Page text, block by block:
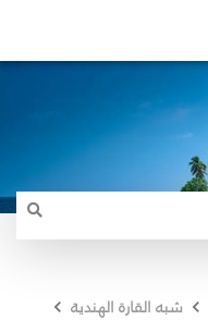
شبه القارة الهندية